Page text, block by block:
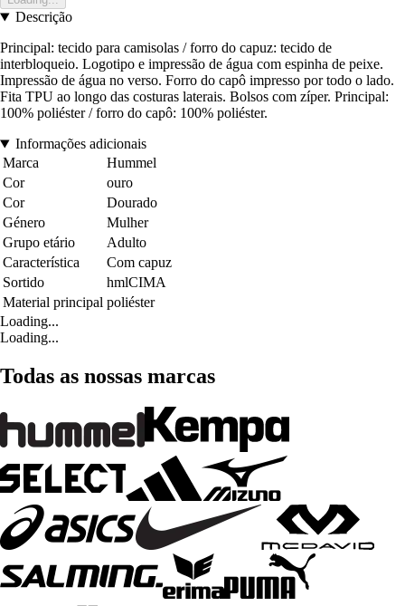
Descrição
Principal: tecido para camisolas / forro do capuz: tecido de
interbloqueio. Logotipo e impressão de água com espinha de peixe.
Impressão de água no verso. Forro do capô impresso por todo o lado.
Fita TPU ao longo das costuras laterais. Bolsos com zíper. Principal:
100% poliéster / forro do capô: 100% poliéster.
Informações adicionais
Marca
Hummel
Cor
ouro
Cor
Dourado
Género
Mulher
Grupo etário
Adulto
Característica
Com capuz
Sortido
hmlCIMA
Material principal poliéster
Loading...
Loading...
Todas as nossas marcas